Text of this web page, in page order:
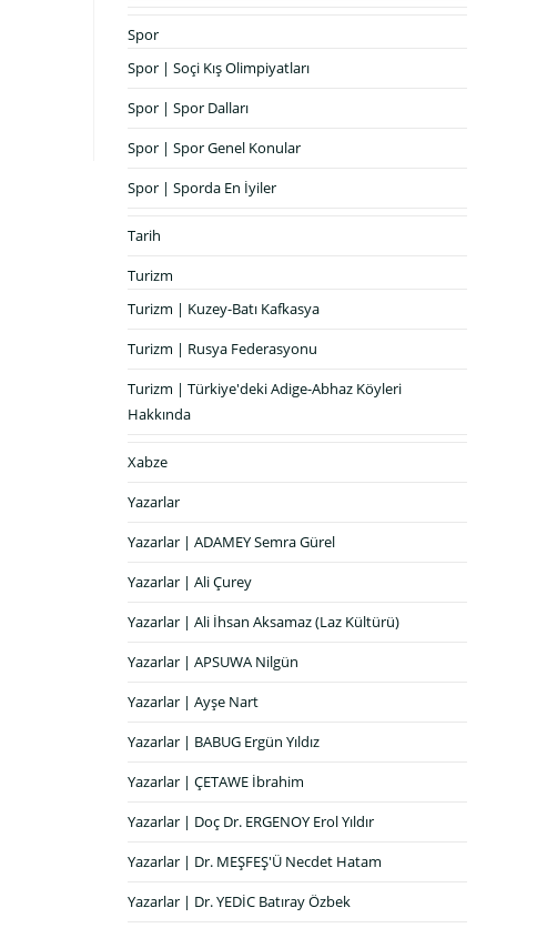
Spor
Spor | Soçi Kış Olimpiyatları
Spor | Spor Dalları
Spor | Spor Genel Konular
Spor | Sporda En İyiler
Tarih
Turizm
Turizm | Kuzey-Batı Kafkasya
Turizm | Rusya Federasyonu
Turizm | Türkiye'deki Adige-Abhaz Köyleri
Hakkında
Xabze
Yazarlar
Yazarlar | ADAMEY Semra Gürel
Yazarlar | Ali Çurey
Yazarlar | Ali İhsan Aksamaz (Laz Kültürü)
Yazarlar | APSUWA Nilgün
Yazarlar | Ayşe Nart
Yazarlar | BABUG Ergün Yıldız
Yazarlar | ÇETAWE İbrahim
Yazarlar | Doç Dr. ERGENOY Erol Yıldır
Yazarlar | Dr. MEŞFEŞ'Ü Necdet Hatam
Yazarlar | Dr. YEDİC Batıray Özbek